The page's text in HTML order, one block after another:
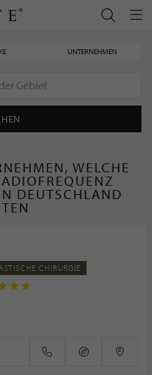
UNTERNEHMEN
WELCHE
DEUTSCHLAND
CHIRURGIE